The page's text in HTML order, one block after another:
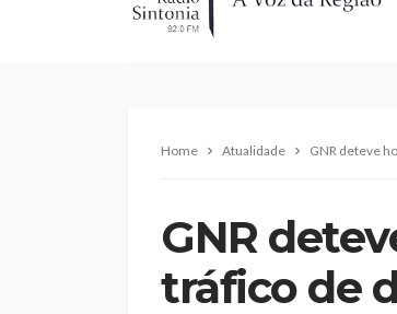
Home Atualidade GNR deteve
GNR
tráfico de